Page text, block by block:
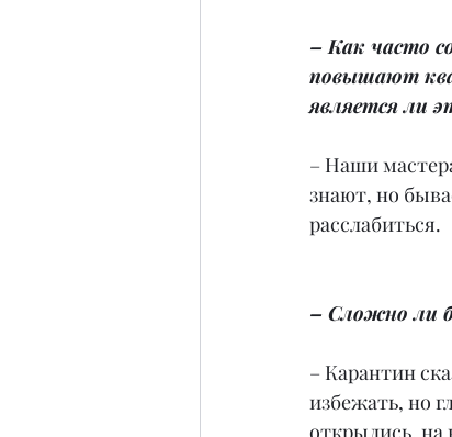
– Как часто
повышают
является ли
– Наши
знают, но
расслабиться.
– Сложно ли
– Карантин
избежать, но
открылись, на